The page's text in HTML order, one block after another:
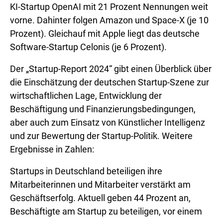
KI-Startup OpenAI mit 21 Prozent Nennungen weit
vorne. Dahinter folgen Amazon und Space-X (je 10
Prozent). Gleichauf mit Apple liegt das deutsche
Software-Startup Celonis (je 6 Prozent).
Der „Startup-Report 2024“ gibt einen Überblick über
die Einschätzung der deutschen Startup-Szene zur
wirtschaftlichen Lage, Entwicklung der
Beschäftigung und Finanzierungsbedingungen,
aber auch zum Einsatz von Künstlicher Intelligenz
und zur Bewertung der Startup-Politik. Weitere
Ergebnisse in Zahlen:
Startups in Deutschland beteiligen ihre
Mitarbeiterinnen und Mitarbeiter verstärkt am
Geschäftserfolg. Aktuell geben 44 Prozent an,
Beschäftigte am Startup zu beteiligen, vor einem